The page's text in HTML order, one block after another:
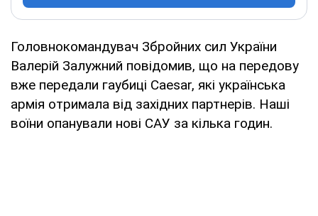
Головнокомандувач Збройних сил України
Валерій Залужний повідомив, що на передову
вже передали гаубиці Caesar, які українська
армія отримала від західних партнерів. Наші
воїни опанували нові САУ за кілька годин.